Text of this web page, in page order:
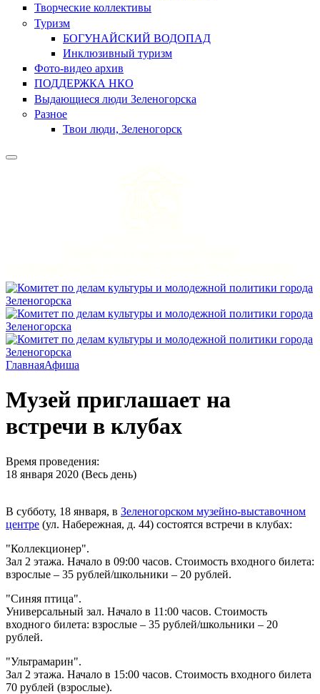
Творческие коллективы
Туризм
БОГУНАЙСКИЙ ВОДОПАД
Инклюзивный туризм
Фото-видео архив
ПОДДЕРЖКА НКО
Выдающиеся люди Зеленогорска
Разное
Твои люди, Зеленогорск
ГлавнаяАфиша
Музей приглашает на
встречи в клубах
Время проведения:
18 января 2020 (Весь день)
В субботу, 18 января, в Зеленогорском музейно-выставочном
центре (ул. Набережная, д. 44) состоятся встречи в клубах:
"Коллекционер".
Зал 2 этажа. Начало в 09:00 часов. Стоимость входного билета:
взрослые – 35 рублей/школьники – 20 рублей.
"Синяя птица".
Универсальный зал. Начало в 11:00 часов. Стоимость
входного билета: взрослые – 35 рублей/школьники – 20
рублей.
"Ультрамарин".
Зал 2 этажа. Начало в 15:00 часов. Стоимость входного билета
70 рублей (взрослые).